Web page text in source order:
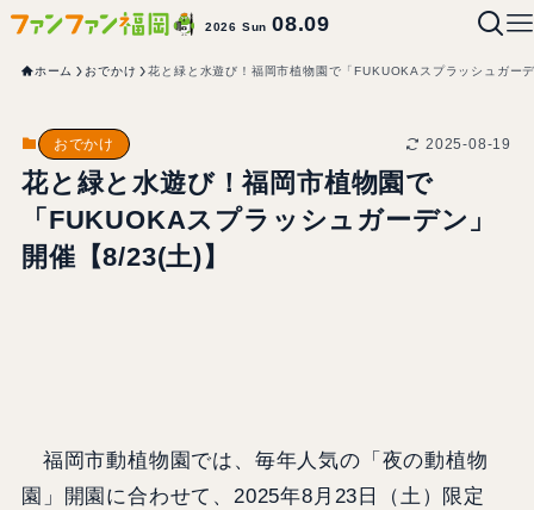
2026 Sun08.09
ホーム おでかけ 花と緑と水遊び！福岡市植物園で「FUKUOKAスプラッシュガー
おでかけ 2025-08-19
花と緑と水遊び！福岡市植物園で
「FUKUOKAスプラッシュガーデン」
開催【8/23(土)】
福岡市動植物園では、毎年人気の「夜の動植物
園」開園に合わせて、2025年8月23日（土）限定